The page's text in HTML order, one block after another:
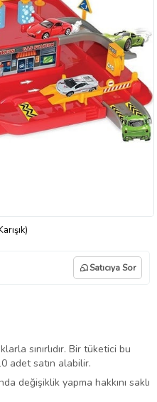
Satıcıya Sor
sınırlıdır. Bir tüketici bu
adet satın alabilir.
değişiklik yapma hakkını saklı